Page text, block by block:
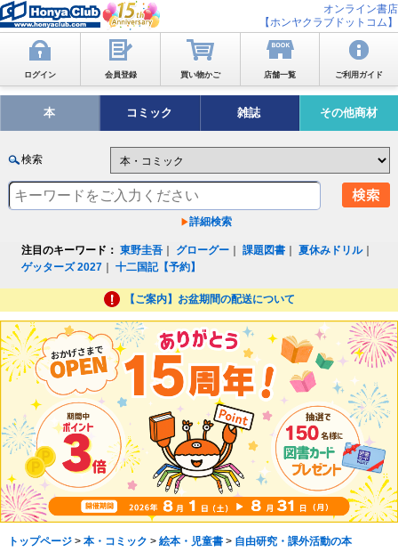
オンライン書店
【ホンヤクラブドットコム】
ログイン 会員登録 買い物かご 店舗一覧 ご利用ガイド
本 コミック 雑誌 その他商材
検索
詳細検索
注目のキーワード： 東野圭吾 グローグー ｜課題図書 ｜夏休みドリル｜
ゲッターズ 2027 ｜十二国記【予約】
【ご案内】お盆期間の配送について
トップページ> 本・コミック > 絵本・児童書> 自由研究・課外活動の本